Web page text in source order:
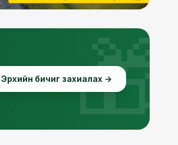
🎁
Эрхийн бичиг захиалах →